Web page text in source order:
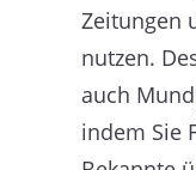
Zeitungen
nutzen.
auch
indem Sie